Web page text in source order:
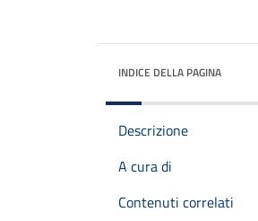
INDICE DELLA PAGINA
Descrizione
A cura di
Contenuti correlati